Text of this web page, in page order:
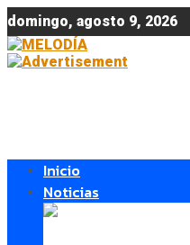
domingo, agosto 9, 2026
Inicio
Noticias